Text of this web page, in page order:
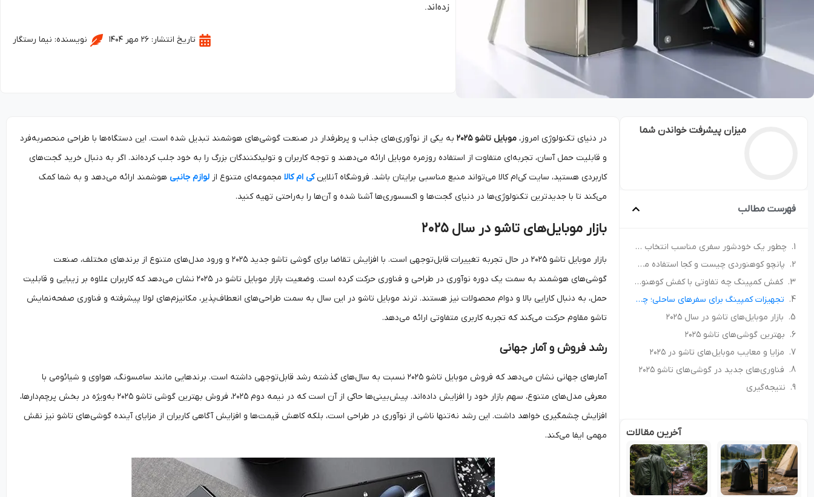
زده‌اند.
تاریخ انتشار: ۲۶ مهر ۱۴۰۴ نویسنده: نیما رستگار
میزان پیشرفت خواندن شما
فهرست مطالب
چطور یک خودشور سفری مناسب انتخاب کنیم؟ راهنمای خرید برای کمپ و سفر
پانچو کوهنوردی چیست و کجا استفاده می‌شود؟ راهنمای انتخاب پانچو مناسب
کفش کمپینگ چه تفاوتی با کفش کوهنوردی دارد؟ راهنمای انتخاب کفش مناسب طبیعت‌گردی
تجهیزات کمپینگ برای سفرهای ساحلی؛ چه چیزهایی همراه داشته باشیم؟
بازار موبایل‌های تاشو در سال ۲۰۲۵
بهترین گوشی‌های تاشو ۲۰۲۵
مزایا و معایب موبایل‌های تاشو در ۲۰۲۵
فناوری‌های جدید در گوشی‌های تاشو ۲۰۲۵
نتیجه‌گیری
آخرین مقالات
در دنیای تکنولوژی امروز، موبایل تاشو ۲۰۲۵
به یکی از نوآوری‌های جذاب و پرطرفدار در صنعت گوشی‌های هوشمند تبدیل شده است. این دستگاه‌ها با طراحی منحصربه‌فرد
و قابلیت حمل آسان، تجربه‌ای متفاوت از استفاده روزمره موبایل ارائه می‌دهند و توجه کاربران و تولیدکنندگان بزرگ را به خود جلب کرده‌اند. اگر به دنبال خرید گجت‌های
کاربردی هستید، سایت کی‌ام کالا می‌تواند منبع مناسبی برایتان باشد. فروشگاه آنلاینکی ام کالامجموعه‌ای متنوع از لوازم جانبیهوشمند ارائه می‌دهد و به شما کمک
می‌کند تا با جدیدترین تکنولوژی‌ها در دنیای گجت‌ها و اکسسوری‌ها آشنا شده و آن‌ها را به‌راحتی تهیه کنید.
بازار موبایل‌های تاشو در سال ۲۰۲۵
بازار موبایل تاشو ۲۰۲۵ در حال تجربه تغییرات قابل‌توجهی است. با افزایش تقاضا برای گوشی تاشو جدید ۲۰۲۵ و ورود مدل‌های متنوع از برندهای مختلف، صنعت
گوشی‌های هوشمند به سمت یک دوره نوآوری در طراحی و فناوری حرکت کرده است. وضعیت بازار موبایل تاشو در ۲۰۲۵ نشان می‌دهد که کاربران علاوه بر زیبایی و قابلیت
حمل، به دنبال کارایی بالا و دوام محصولات نیز هستند. ترند موبایل تاشو در این سال به سمت طراحی‌های انعطاف‌پذیر، مکانیزم‌های لولا پیشرفته و فناوری صفحه‌نمایش
تاشو مقاوم حرکت می‌کند که تجربه کاربری متفاوتی ارائه می‌دهد.
رشد فروش و آمار جهانی
آمارهای جهانی نشان می‌دهد که فروش موبایل تاشو ۲۰۲۵ نسبت به سال‌های گذشته رشد قابل‌توجهی داشته است. برندهایی مانند سامسونگ، هواوی و شیائومی با
معرفی مدل‌های متنوع، سهم بازار خود را افزایش داده‌اند. پیش‌بینی‌ها حاکی از آن است که در نیمه دوم ۲۰۲۵، فروش بهترین گوشی تاشو ۲۰۲۵ به‌ویژه در بخش پرچم‌دارها،
افزایش چشمگیری خواهد داشت. این رشد نه‌تنها ناشی از نوآوری در طراحی است، بلکه کاهش قیمت‌ها و افزایش آگاهی کاربران از مزایای آینده گوشی‌های تاشو نیز نقش
مهمی ایفا می‌کند.